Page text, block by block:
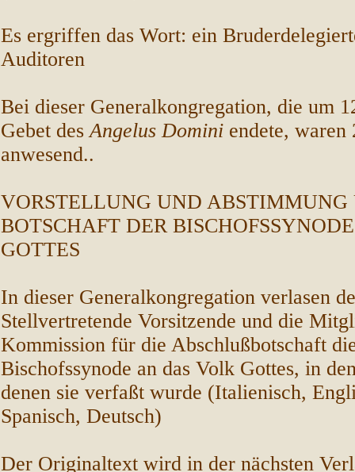
Es ergriffen das Wort: ein
Auditoren
Bei dieser Generalkongregation, die um
Gebet desAngelus Domini endete, waren
anwesend..
VORSTELLUNG UND ABSTIMMUNG
BOTSCHAFT DER
GOTTES
In dieser Generalkongregation verlasen
Stellvertretende Vorsitzende und die
Kommission für die Abschlußbotschaft
Bischofssynode an das Volk Gottes, in
denen sie verfaßt wurde (Italienisch,
Spanisch, Deutsch)
Der Originaltext wird in der nächsten